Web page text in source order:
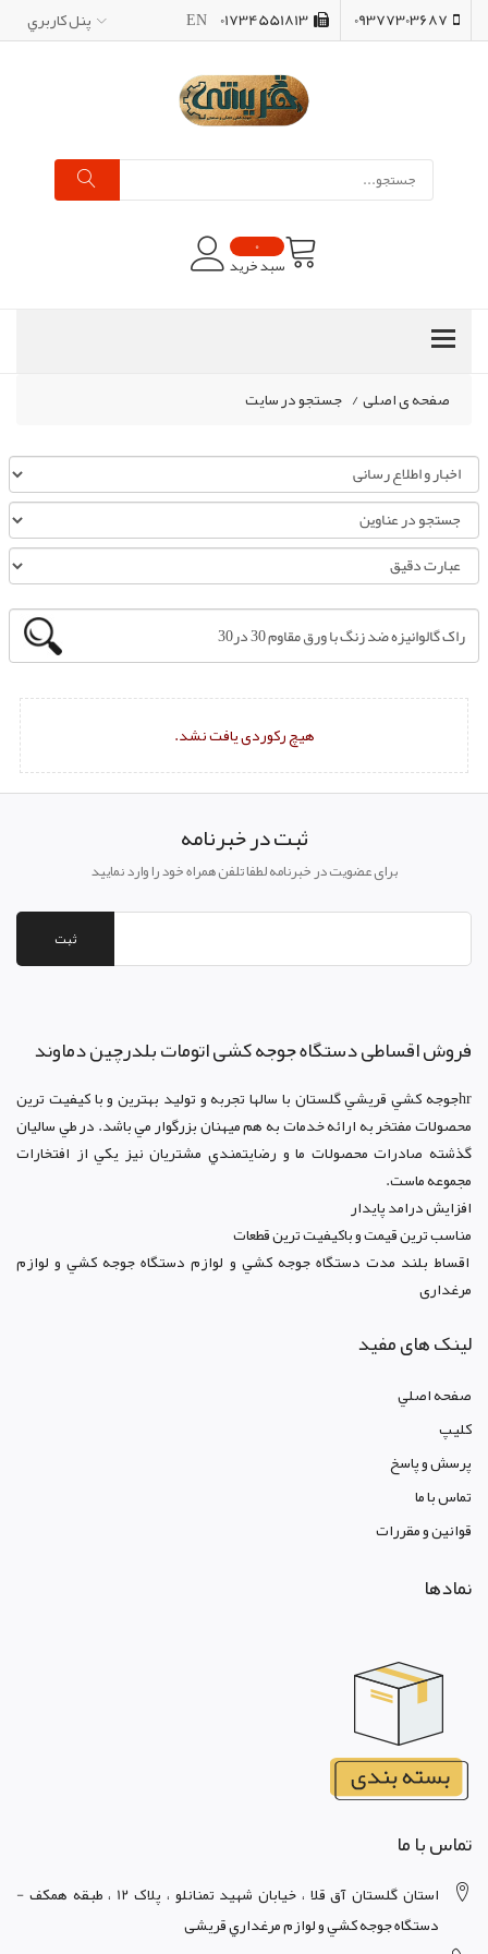
09377303687
01734551813
EN پنل کاربري
سبد خرید
صفحه ی اصلی/ جستجو در سایت
هیچ رکوردی یافت نشد.
ثبت در خبرنامه
برای عضویت در خبرنامه لطفا تلفن همراه خود را وارد نمایید
ثبت
فروش اقساطی دستگاه جوجه کشی اتومات بلدرچین دماوند
hrجوجه کشي قريشي گلستان با سالها تجربه و توليد بهترين و با کيفيت ترين
محصولات مفتخر به ارائه خدمات به هم ميهنان بزرگوار مي باشد. در طي ساليان
گذشته صادرات محصولات ما و رضايتمندي مشتريان نيز يکي از افتخارات
مجموعه ماست.
افزايش درامد پايدار
مناسب ترين قيمت و باکيفيت ترين قطعات
اقساط بلند مدت دستگاه جوجه کشي و لوازم دستگاه جوجه کشي و لوازم
مرغداری
لینک های مفید
صفحه اصلي
کليپ
پرسش و پاسخ
تماس با ما
قوانين و مقررات
نمادها
تماس با ما
استان گلستان آق قلا ، خيابان شهيد تمنانلو ، پلاک 12 ، طبقه همکف -
دستگاه جوجه کشي و لوازم مرغداري قریشی